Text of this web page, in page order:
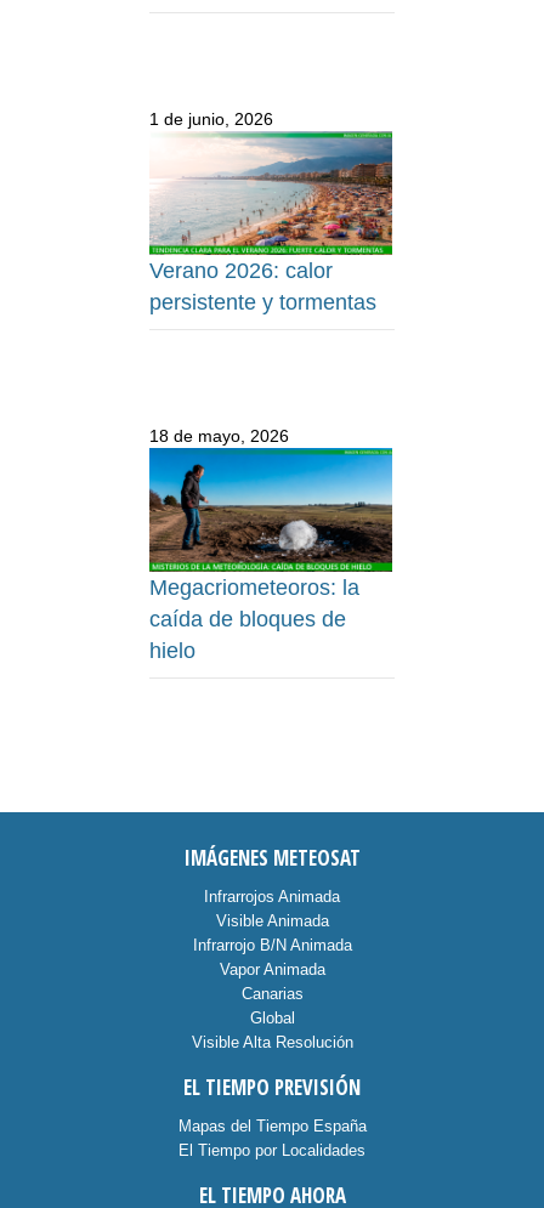
1 de junio, 2026
Verano 2026: calor
persistente y tormentas
18 de mayo, 2026
Megacriometeoros: la
caída de bloques de
hielo
IMÁGENES METEOSAT
Infrarrojos Animada
Visible Animada
Infrarrojo B/N Animada
Vapor Animada
Canarias
Global
Visible Alta Resolución
EL TIEMPO PREVISIÓN
Mapas del Tiempo España
El Tiempo por Localidades
EL TIEMPO AHORA